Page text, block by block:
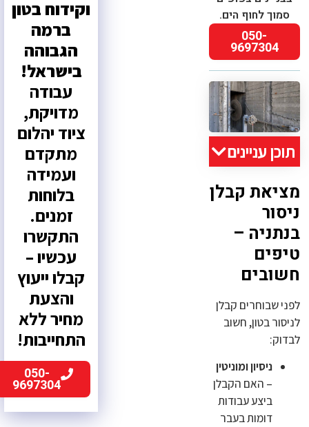
סמוך לחוף הים.
050-
9697304
תוכן עניינים
מציאת קבלן
ניסור
בנתניה –
טיפים
חשובים
לפני שבוחרים קבלן
לניסור בטון, חשוב
לבדוק:
ניסיון ומוניטין
– האם הקבלן
ביצע עבודות
דומות בעבר
וקידוח בטון
ברמה
הגבוהה
בישראל!
עבודה
מדויקת,
ציוד יהלום
מתקדם
ועמידה
בלוחות
זמנים.
התקשרו
עכשיו –
קבלו ייעוץ
והצעת
מחיר ללא
התחייבות!
050-
9697304